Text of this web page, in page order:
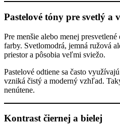
Pastelové tóny pre svetlý a
Pre menšie alebo menej
farby. Svetlomodrá, jemná ružová
priestor a pôsobia veľmi sviežo.
Pastelové odtiene sa často
vzniká čistý a moderný vzhľad.
nenútene.
Kontrast čiernej a bielej